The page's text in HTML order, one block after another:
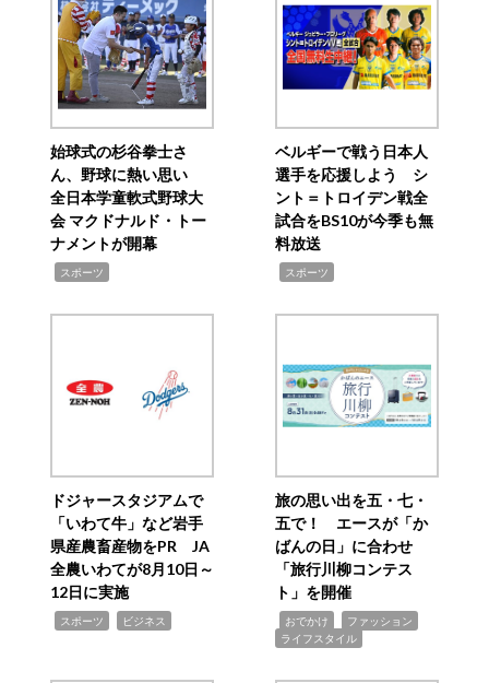
始球式の杉谷拳士さ
ん、野球に熱い思い
全日本学童軟式野球大
会 マクドナルド・トー
ナメントが開幕
スポーツ
ベルギーで戦う日本人
選手を応援しよう シ
ント＝トロイデン戦全
試合をBS10が今季も無
料放送
スポーツ
ドジャースタジアムで
「いわて牛」など岩手
県産農畜産物をPR JA
全農いわてが8月10日～
12日に実施
スポーツ ビジネス
旅の思い出を五・七・
五で！ エースが「か
ばんの日」に合わせ
「旅行川柳コンテス
ト」を開催
おでかけ ファッション
ライフスタイル